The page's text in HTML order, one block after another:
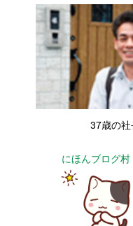
37歳の
にほんブログ村